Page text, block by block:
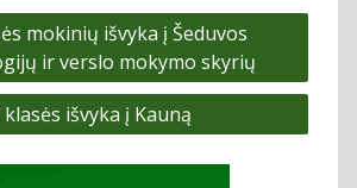
mokinių išvyka į Šeduvos
ir verslo mokymo skyrių
klasės išvyka į Kauną